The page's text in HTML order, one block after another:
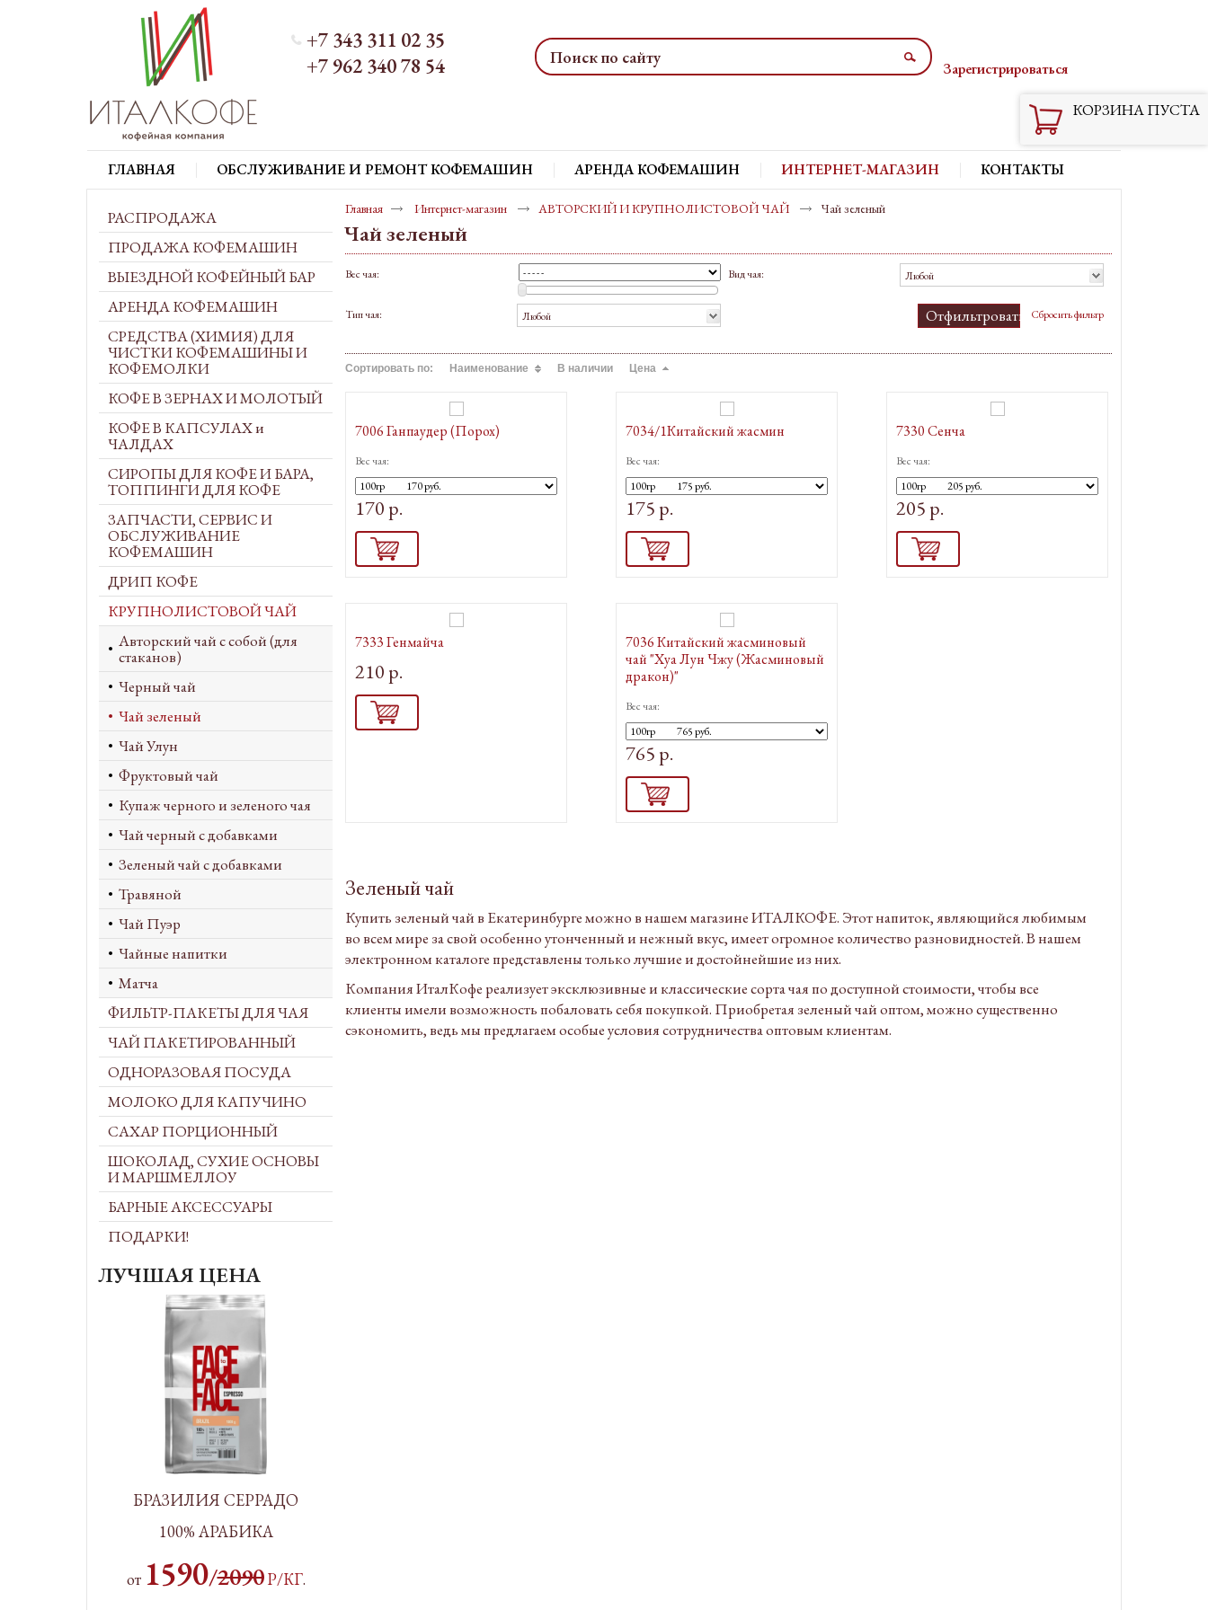
Зарегистрироваться
+7 343 311 02 35
+7 962 340 78 54
ГЛАВНАЯ ОБСЛУЖИВАНИЕ И РЕМОНТ КОФЕМАШИН АРЕНДА КОФЕМАШИН ИНТЕРНЕТ-МАГАЗИН КОНТАКТЫ
КОРЗИНА ПУСТА
РАСПРОДАЖА
ПРОДАЖА КОФЕМАШИН
ВЫЕЗДНОЙ КОФЕЙНЫЙ БАР
АРЕНДА КОФЕМАШИН
СРЕДСТВА (ХИМИЯ) ДЛЯ
ЧИСТКИ КОФЕМАШИНЫ И
КОФЕМОЛКИ
КОФЕ В ЗЕРНАХ И МОЛОТЫЙ
КОФЕ В КАПСУЛАХ и
ЧАЛДАХ
СИРОПЫ ДЛЯ КОФЕ И БАРА,
ТОППИНГИ ДЛЯ КОФЕ
ЗАПЧАСТИ, СЕРВИС И
ОБСЛУЖИВАНИЕ
КОФЕМАШИН
ДРИП КОФЕ
КРУПНОЛИСТОВОЙ ЧАЙ
Авторский чай с собой (для
стаканов)
Черный чай
Чай зеленый
Чай Улун
Фруктовый чай
Купаж черного и зеленого чая
Чай черный с добавками
Зеленый чай с добавками
Травяной
Чай Пуэр
Чайные напитки
Матча
ФИЛЬТР-ПАКЕТЫ ДЛЯ ЧАЯ
ЧАЙ ПАКЕТИРОВАННЫЙ
ОДНОРАЗОВАЯ ПОСУДА
МОЛОКО ДЛЯ КАПУЧИНО
САХАР ПОРЦИОННЫЙ
ШОКОЛАД, СУХИЕ ОСНОВЫ
И МАРШМЕЛЛОУ
БАРНЫЕ АКСЕССУАРЫ
ПОДАРКИ!
ЛУЧШАЯ ЦЕНА
БРАЗИЛИЯ СЕРРАДО
100% АРАБИКА
от 1590/2090Р/КГ.
Главная Интернет-магазин АВТОРСКИЙ И КРУПНОЛИСТОВОЙ ЧАЙ Чай зеленый
Чай зеленый
Вес чая: Любой
Вид чая:
Любой
Тип чая: Отфильтровать Сбросить фильтр
Сортировать по: Наименование В наличии Цена
7006 Ганпаудер (Порох)
Вес чая:
170 р.
7034/1Китайский жасмин
Вес чая:
175 р.
7330 Сенча
Вес чая:
205 р.
7333 Генмайча
210 р.
7036 Китайский жасминовый
чай "Хуа Лун Чжу (Жасминовый
дракон)"
Вес чая:
765 р.
Зеленый чай
Купить зеленый чай в Екатеринбурге можно в нашем магазине ИТАЛКОФЕ. Этот напиток, являющийся любимым
во всем мире за свой особенно утонченный и нежный вкус, имеет огромное количество разновидностей. В нашем
электронном каталоге представлены только лучшие и достойнейшие из них.
Компания ИталКофе реализует эксклюзивные и классические сорта чая по доступной стоимости, чтобы все
клиенты имели возможность побаловать себя покупкой. Приобретая зеленый чай оптом, можно существенно
сэкономить, ведь мы предлагаем особые условия сотрудничества оптовым клиентам.